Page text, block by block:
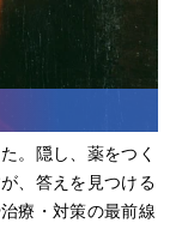
。隠し、薬をつく
、答えを見つける
療・対策の最前線